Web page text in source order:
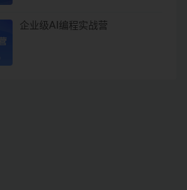
企业级AI编程实战营